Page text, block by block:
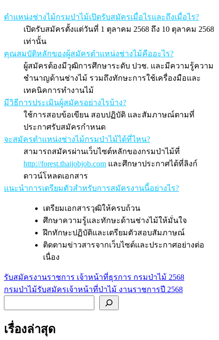
ตำแหน่งช่างไม้กรมป่าไม้เปิดรับสมัครเมื่อไรและถึงเมื่อไร?
เปิดรับสมัครตั้งแต่วันที่ 1 ตุลาคม 2568 ถึง 10 ตุลาคม 2568
เท่านั้น
คุณสมบัติหลักของผู้สมัครตำแหน่งช่างไม้คืออะไร?
ผู้สมัครต้องมีวุฒิการศึกษาระดับ ปวช. และมีความรู้ความ
ชำนาญด้านช่างไม้ รวมถึงทักษะการใช้เครื่องมือและ
เทคนิคการทำงานไม้
มีวิธีการประเมินผู้สมัครอย่างไรบ้าง?
ใช้การสอบข้อเขียน สอบปฏิบัติ และสัมภาษณ์ตามที่
ประกาศรับสมัครกำหนด
จะสมัครตำแหน่งช่างไม้กรมป่าไม้ได้ที่ไหน?
สามารถสมัครผ่านเว็บไซต์หลักของกรมป่าไม้ที่
http://forest.thaijobjob.com และศึกษาประกาศได้ที่ลิงก์
ดาวน์โหลดเอกสาร
แนะนำการเตรียมตัวสำหรับการสมัครงานนี้อย่างไร?
เตรียมเอกสารวุฒิให้ครบถ้วน
ศึกษาความรู้และทักษะด้านช่างไม้ให้มั่นใจ
ฝึกทักษะปฏิบัติและเตรียมตัวสอบสัมภาษณ์
ติดตามข่าวสารจากเว็บไซต์และประกาศอย่างต่อ
เนื่อง
แนะแนว
เรื่อง
รับสมัครงานราชการ เจ้าหน้าที่ธุรการ กรมป่าไม้ 2568
กรมป่าไม้รับสมัครเจ้าหน้าที่ป่าไม้ งานราชการปี 2568
เรื่องล่าสุด